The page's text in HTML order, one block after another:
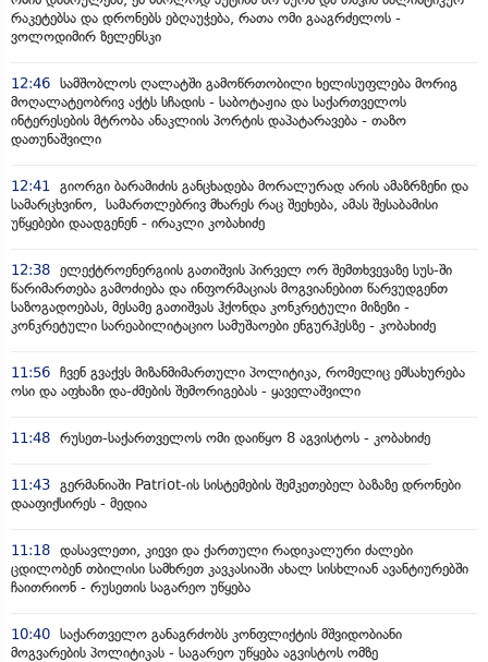
რაკეტებსა და დრონებს ებღაუჭება, რათა ომი გააგრძელოს -
ვოლოდიმირ ზელენსკი
12:46 სამშობლოს ღალატში გამოწრთობილი ხელისუფლება მორიგ
მოღალატეობრივ აქტს სჩადის - საბოტაჟია და საქართველოს
ინტერესების მტრობა ანაკლიის პორტის დაპატარავება - თაზო
დათუნაშვილი
12:41
გიორგი ბარამიძის განცხადება მორალურად არის ამაზრზენი და
სამარცხვინო, სამართლებრივ მხარეს რაც შეეხება, ამას შესაბამისი
უწყებები დაადგენენ - ირაკლი კობახიძე
12:38 ელექტროენერგიის გათიშვის პირველ ორ შემთხვევაზე სუს-ში
წარიმართება გამოძიება და ინფორმაციას მოგვიანებით წარვუდგენთ
საზოგადოებას, მესამე გათიშვას ჰქონდა კონკრეტული მიზეზი -
კონკრეტული სარეაბილიტაციო სამუშაოები ენგურჰესზე - კობახიძე
11:56 ჩვენ გვაქვს მიზანმიმართული პოლიტიკა, რომელიც ემსახურება
ოსი და აფხაზი და-ძმების შემორიგებას - ყაველაშვილი
11:48 რუსეთ-საქართველოს ომი დაიწყო 8 აგვისტოს - კობახიძე
11:43 გერმანიაში Patriot-ის სისტემების შემკეთებელ ბაზაზე დრონები
დააფიქსირეს - მედია
11:18 დასავლეთი, კიევი და ქართული რადიკალური ძალები
ცდილობენ თბილისი სამხრეთ კავკასიაში ახალ სისხლიან ავანტიურებში
ჩაითრიონ - რუსეთის საგარეო უწყება
10:40 საქართველო განაგრძობს კონფლიქტის მშვიდობიანი
მოგვარების პოლიტიკას - საგარეო უწყება აგვისტოს ომზე